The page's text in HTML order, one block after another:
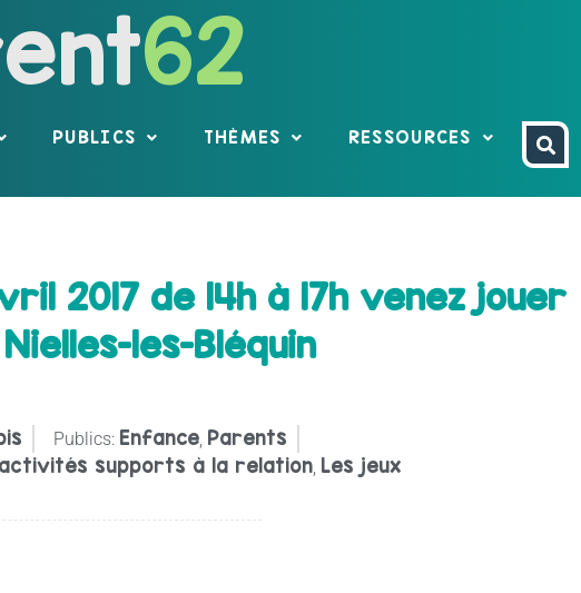
62
PUBLICS THÈMES RESSOURCES
2017 de 14h à 17h venez jouer
les-Bléquin
Publics: Enfance, Parents
supports à la relation Les jeux